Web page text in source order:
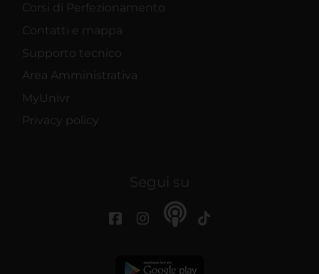
Corsi di Perfezionamento
Contatti e mappa
Supporto tecnico
Area Amministrativa
MyUnivr
Privacy policy
Segui su